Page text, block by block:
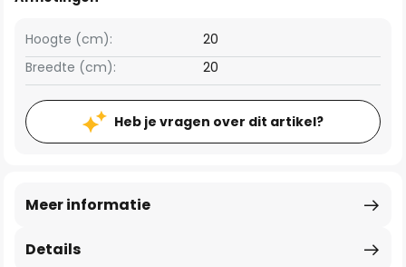
Breedte (cm): 20
Hoogte (cm): 20
Heb je vragen over dit artikel?
Details
Meer informatie